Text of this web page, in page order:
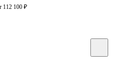
112 100 ₽